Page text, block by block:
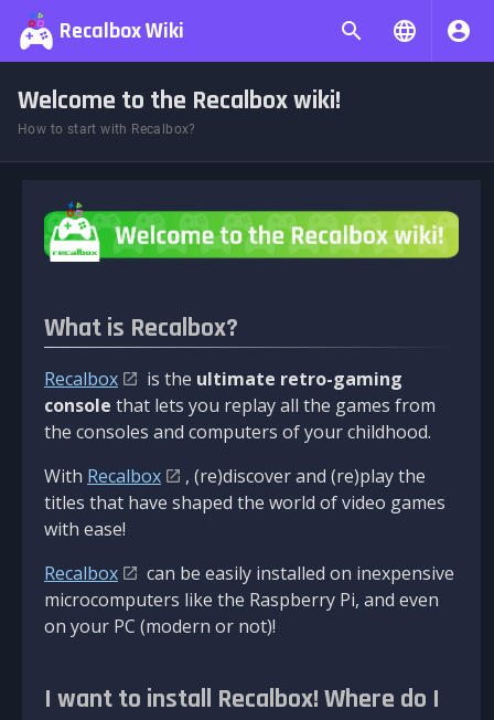
Recalbox Wiki
Welcome to the Recalbox wiki!
How to start with Recalbox?
What is Recalbox?
Recalbox is the ultimate retro-gaming
console that lets you replay all the games from
the consoles and computers of your childhood.
With Recalbox
, (re)discover and (re)play the
titles that have shaped the world of video games
with ease!
Recalbox
can be easily installed on inexpensive
microcomputers like the Raspberry Pi, and even
on your PC (modern or not)!
I want to install Recalbox! Where do I